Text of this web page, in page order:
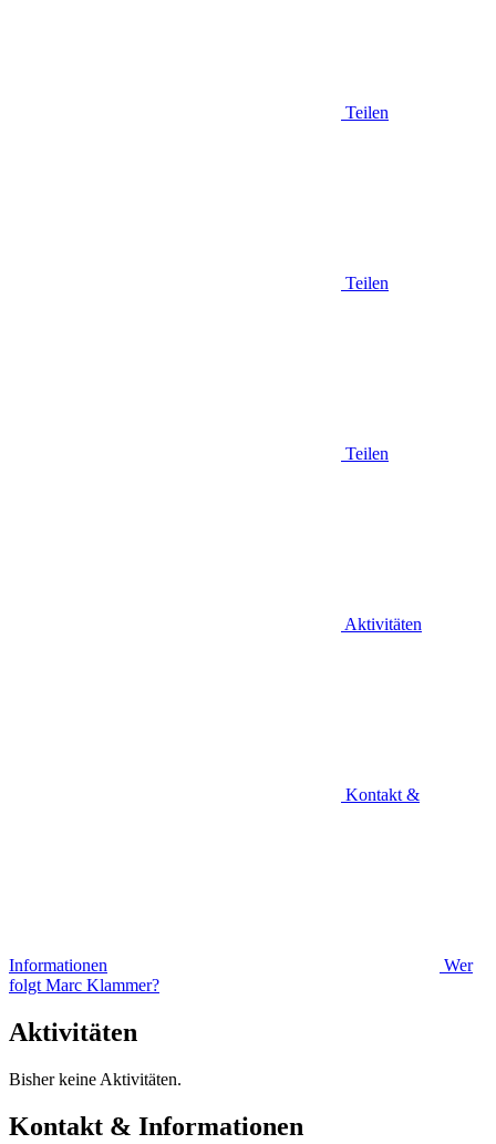
Teilen
Teilen
Teilen
Aktivitäten
Kontakt &
Informationen
Wer
folgt Marc Klammer?
Aktivitäten
Bisher keine Aktivitäten.
Kontakt & Informationen